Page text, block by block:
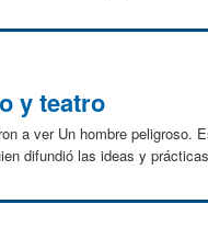
y teatro
a ver Un hombre
difundió las ideas y